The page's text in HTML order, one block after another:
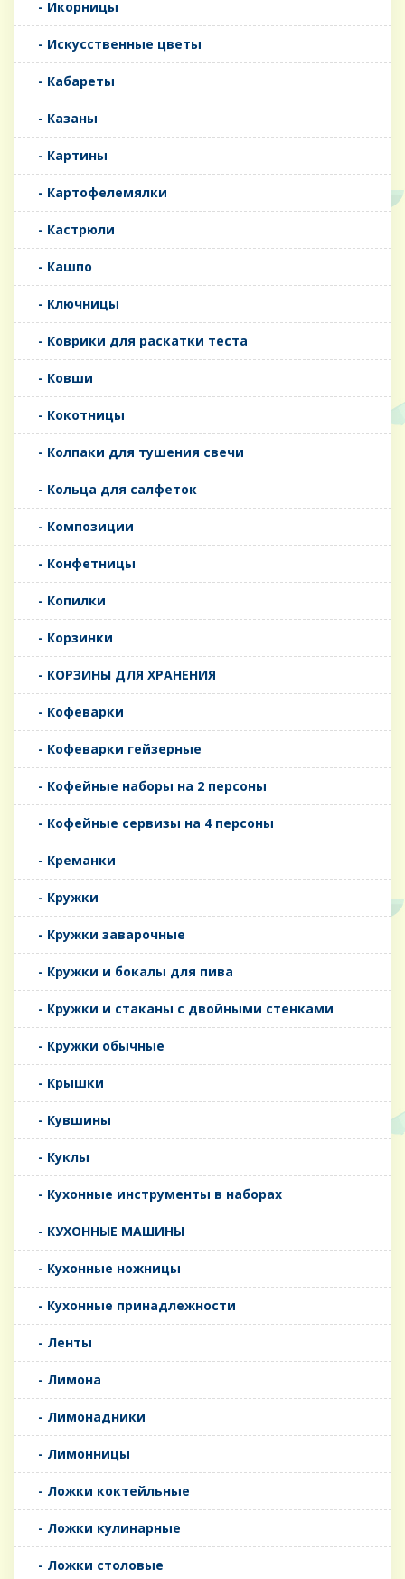
- Икорницы
- Искусственные цветы
- Кабареты
- Казаны
- Картины
- Картофелемялки
- Кастрюли
- Кашпо
- Ключницы
- Коврики для раскатки теста
- Ковши
- Кокотницы
- Колпаки для тушения свечи
- Кольца для салфеток
- Композиции
- Конфетницы
- Копилки
- Корзинки
- КОРЗИНЫ ДЛЯ ХРАНЕНИЯ
- Кофеварки
- Кофеварки гейзерные
- Кофейные наборы на 2 персоны
- Кофейные сервизы на 4 персоны
- Креманки
- Кружки
- Кружки заварочные
- Кружки и бокалы для пива
- Кружки и стаканы с двойными стенками
- Кружки обычные
- Крышки
- Кувшины
- Куклы
- Кухонные инструменты в наборах
- КУХОННЫЕ МАШИНЫ
- Кухонные ножницы
- Кухонные принадлежности
- Ленты
- Лимона
- Лимонадники
- Лимонницы
- Ложки коктейльные
- Ложки кулинарные
- Ложки столовые